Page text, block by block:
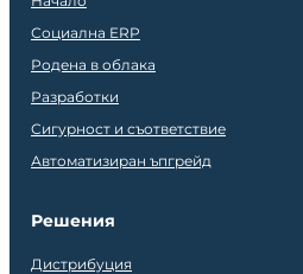
Социална ERP
Родена в облака
Разработки
Сигурност и съответствие
Автоматизиран ъпгрейд
Решения
Дистрибуция